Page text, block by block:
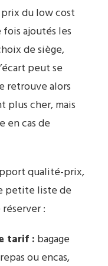
du low cost
ajoutés les
de siège,
peut se
retrouve alors
plus cher, mais
en cas de
qualité-prix,
petite liste de
:
tarif : bagage
ou encas,